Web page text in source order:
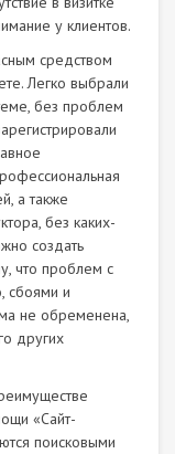
у клиентов.
средством
Легко выбрали
без проблем
а также
без каких-
создать
что проблем с
сбоями и
не обременена,
других
«Сайт-
поисковыми